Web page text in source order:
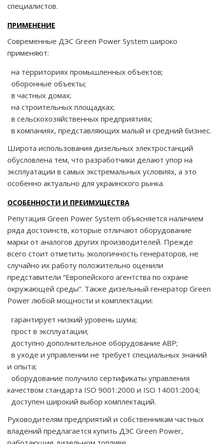
специалистов.
ПРИМЕНЕНИЕ
Современные ДЭС Green Power System широко
применяют:
на территориях промышленных объектов;
оборонные объекты;
в частных домах;
на строительных площадках;
в сельскохозяйственных предприятиях;
в компаниях, представляющих малый и средний бизнес.
Широта использования дизельных электростанций
обусловлена тем, что разработчики делают упор на
эксплуатации в самых экстремальных условиях, а это
особенно актуально для украинского рынка.
ОСОБЕННОСТИ И ПРЕИМУЩЕСТВА
Репутация Green Power System объясняется наличием
ряда достоинств, которые отличают оборудование
марки от аналогов других производителей. Прежде
всего стоит отметить экологичность генераторов, не
случайно их работу положительно оценили
представители “Европейского агентства по охране
окружающей среды”. Также дизельный генератор Green
Power любой мощности и комплектации:
гарантирует низкий уровень шума;
прост в эксплуатации;
доступно дополнительное оборудование ABP;
в уходе и управлении не требует специальных знаний
и опыта;
оборудование получило сертификаты управления
качеством стандарта ISO 9001:2000 и ISO 14001:2004;
доступен широкий выбор комплектаций.
Руководителям предприятий и собственникам частных
владений предлагается купить ДЭС Green Power,